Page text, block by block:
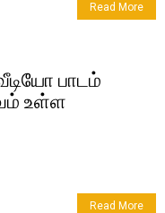
Read More
பாடம்
உள்ள
Read More